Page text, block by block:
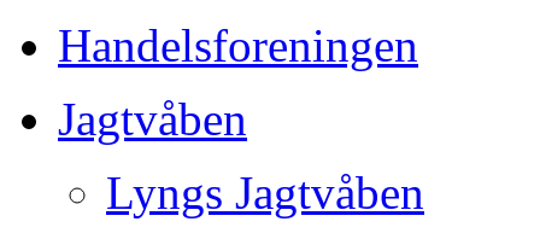
Handelsforeningen
Jagtvåben
Lyngs Jagtvåben